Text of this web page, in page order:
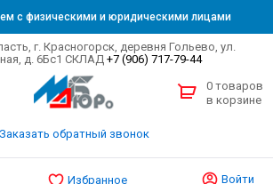
с физическими и юридическими лицами
г. Красногорск, деревня Гольево, ул.
д. 6Бс1 СКЛАД +7 (906) 717-79-44
Заказать обратный звонок
0 товаров
в корзине
Избранное Войти